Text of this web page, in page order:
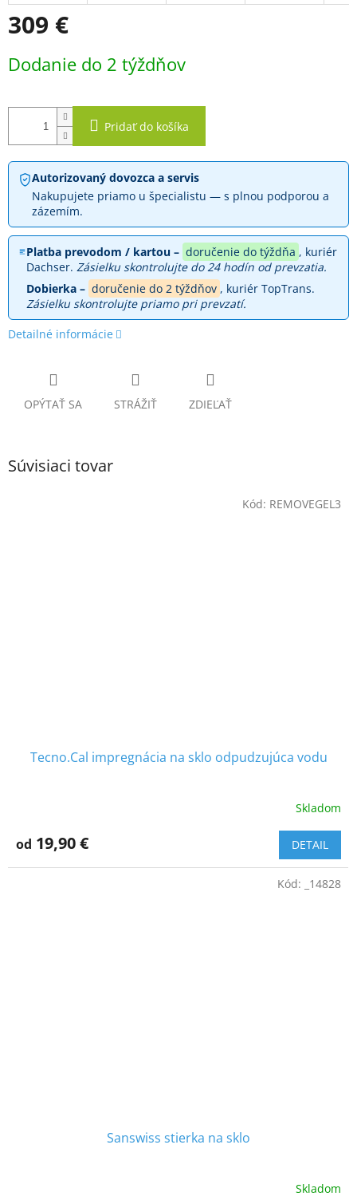
309 €
cena:
Dodanie do 2 týždňov
Pridať do košíka
Autorizovaný dovozca a servis
Nakupujete priamo u špecialistu — s plnou podporou a
zázemím.
Platba prevodom / kartou – doručenie do týždňa , kuriér
Dachser.Zásielku skontrolujte do 24 hodín od prevzatia.
Dobierka – doručenie do 2 týždňov , kuriér TopTrans.
Zásielku skontrolujte priamo pri prevzatí.
Detailné informácie
OPÝTAŤ SA STRÁŽIŤ ZDIEĽAŤ
Súvisiaci tovar
Tecno.Cal impregnácia na sklo odpudzujúca vodu
Skladom
od 19,90 € DETAIL
Kód: REMOVEGEL3
Sanswiss stierka na sklo
Skladom
Kód: _14828